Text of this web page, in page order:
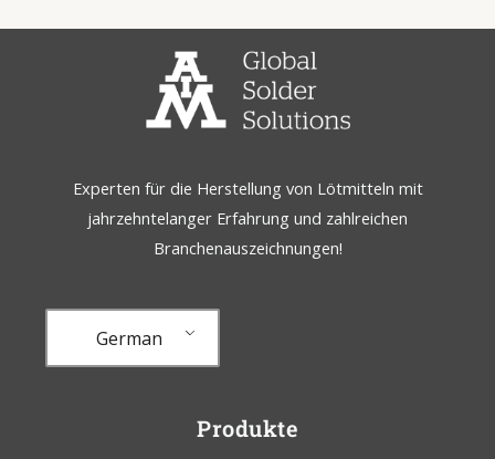
Experten für die Herstellung von Lötmitteln mit
jahrzehntelanger Erfahrung und zahlreichen
Branchenauszeichnungen!
German
Produkte